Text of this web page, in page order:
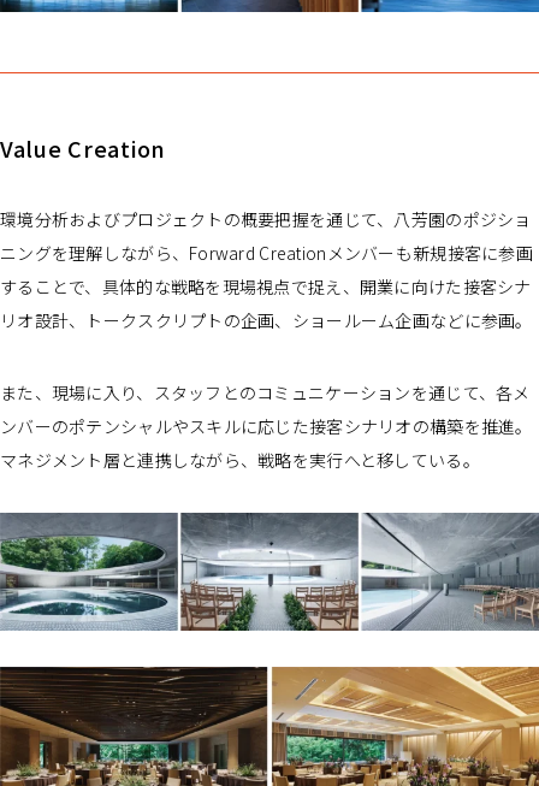
Value Creation
環境分析およびプロジェクトの概要把握を通じて、八芳園のポジショ
ニングを理解しながら、Forward Creationメンバーも新規接客に参画
することで、具体的な戦略を現場視点で捉え、開業に向けた接客シナ
リオ設計、トークスクリプトの企画、ショールーム企画などに参画。
また、現場に入り、スタッフとのコミュニケーションを通じて、各メ
ンバーのポテンシャルやスキルに応じた接客シナリオの構築を推進。
マネジメント層と連携しながら、戦略を実行へと移している。